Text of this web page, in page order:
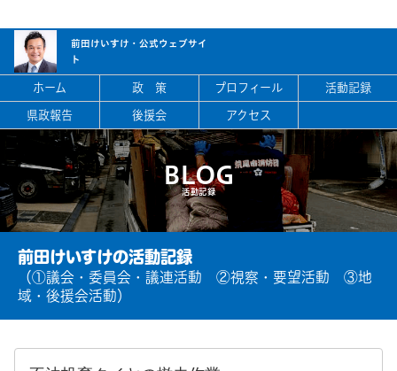
前田けいすけ・ 公式ウェブサイ
ト
ホーム 政 策 プロフィール
活動記録
県政報告
後援会 アクセス
BLOG
活動記録
前田けいすけの活動記録
（①議会・委員会・議連活動 ②視察・要望活動 ③地
域・後援会活動）